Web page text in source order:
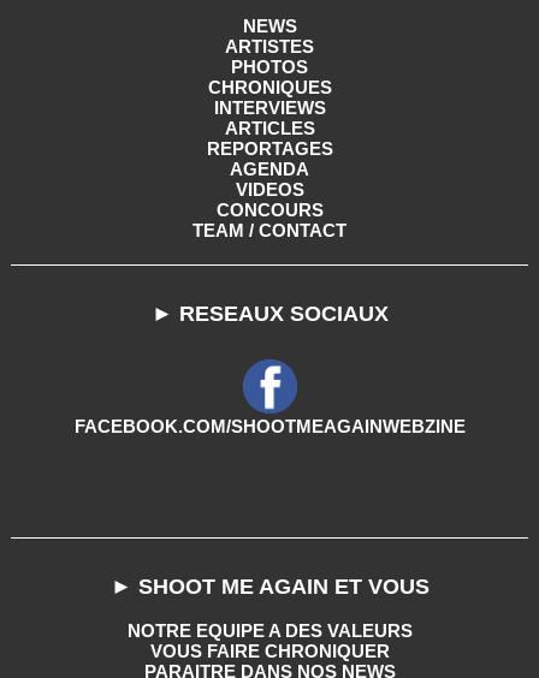
NEWS
ARTISTES
PHOTOS
CHRONIQUES
INTERVIEWS
ARTICLES
REPORTAGES
AGENDA
VIDEOS
CONCOURS
TEAM / CONTACT
► RESEAUX SOCIAUX
FACEBOOK.COM/SHOOTMEAGAINWEBZINE
► SHOOT ME AGAIN ET VOUS
NOTRE EQUIPE A DES VALEURS
VOUS FAIRE CHRONIQUER
PARAITRE DANS NOS NEWS